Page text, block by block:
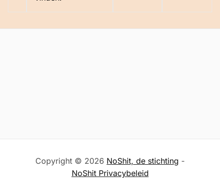
Copyright © 2026 NoShit, de stichting -
NoShit Privacybeleid